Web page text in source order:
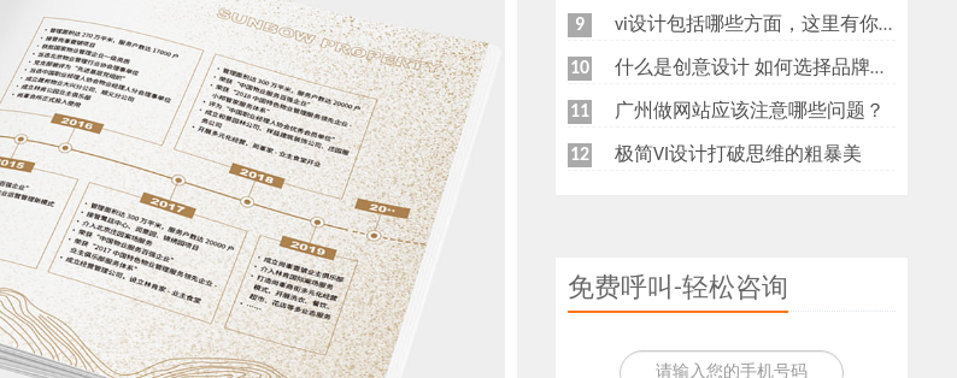
9 vi设计包括哪些方面，这里有你想知道的
10 什么是创意设计 如何选择品牌创意设计公司
11 广州做网站应该注意哪些问题？
12 极简VI设计打破思维的粗暴美
免费呼叫-轻松咨询